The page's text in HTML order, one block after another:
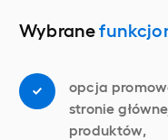
Wybrane
opcja
stronie
produktów,